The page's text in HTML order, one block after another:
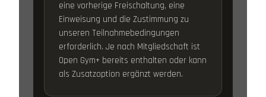
eine vorherige Freischaltung, eine
Einweisung und die Zustimmung zu
unseren Teilnahmebedingungen
erforderlich. Je nach Mitgliedschaft ist
Open Gym+ bereits enthalten oder kann
als Zusatzoption ergänzt werden.